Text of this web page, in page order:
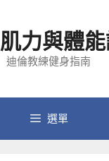
力與體
迪倫教練健身指南
選單